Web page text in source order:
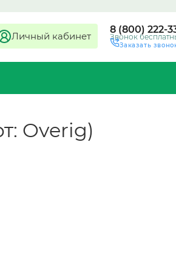
Личный кабинет
8 (800) 222-
Звонок
Заказать
Overig)